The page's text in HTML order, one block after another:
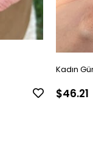
Kadın
$46.21